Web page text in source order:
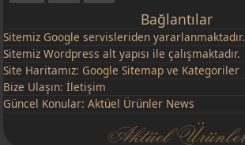
Bağlantılar
Sitemiz Google servisleriden yararlanmaktadır.
Sitemiz Wordpress alt yapısı ile çalışmaktadır.
Site Haritamız: Google Sitemap ve Kategoriler
Bize Ulaşın:İletişim
Güncel Konular:Aktüel Ürünler News